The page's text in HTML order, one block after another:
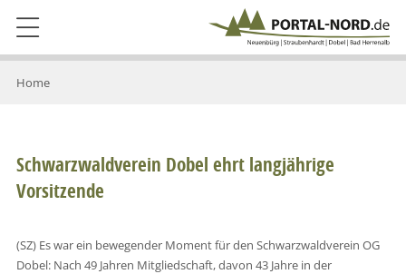
Home
Schwarzwaldverein Dobel ehrt langjährige
Vorsitzende
(SZ) Es war ein bewegender Moment für den Schwarzwaldverein OG
Dobel: Nach 49 Jahren Mitgliedschaft, davon 43 Jahre in der